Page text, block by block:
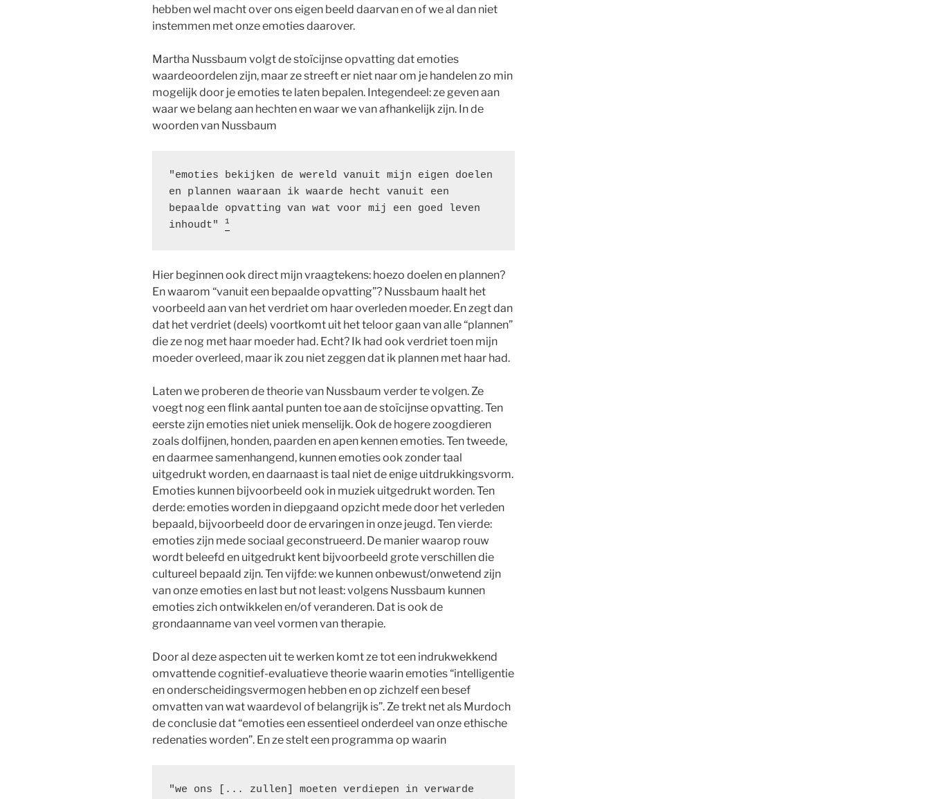
hebben wel macht over ons eigen beeld daarvan en of we al dan niet
instemmen met onze emoties daarover.
Martha Nussbaum volgt de stoïcijnse opvatting dat emoties
waardeoordelen zijn, maar ze streeft er niet naar om je handelen zo min
mogelijk door je emoties te laten bepalen. Integendeel: ze geven aan
waar we belang aan hechten en waar we van afhankelijk zijn. In de
woorden van Nussbaum
"emoties bekijken de wereld vanuit mijn eigen doelen
en plannen waaraan ik waarde hecht vanuit een
bepaalde opvatting van wat voor mij een goed leven
inhoudt"
1
Hier beginnen ook direct mijn vraagtekens: hoezo doelen en plannen?
En waarom “vanuit een bepaalde opvatting”? Nussbaum haalt het
voorbeeld aan van het verdriet om haar overleden moeder. En zegt dan
dat het verdriet (deels) voortkomt uit het teloor gaan van alle “plannen”
die ze nog met haar moeder had. Echt? Ik had ook verdriet toen mijn
moeder overleed, maar ik zou niet zeggen dat ik plannen met haar had.
Laten we proberen de theorie van Nussbaum verder te volgen. Ze
voegt nog een flink aantal punten toe aan de stoïcijnse opvatting. Ten
eerste zijn emoties niet uniek menselijk. Ook de hogere zoogdieren
zoals dolfijnen, honden, paarden en apen kennen emoties. Ten tweede,
en daarmee samenhangend, kunnen emoties ook zonder taal
uitgedrukt worden, en daarnaast is taal niet de enige uitdrukkingsvorm.
Emoties kunnen bijvoorbeeld ook in muziek uitgedrukt worden. Ten
derde: emoties worden in diepgaand opzicht mede door het verleden
bepaald, bijvoorbeeld door de ervaringen in onze jeugd. Ten vierde:
emoties zijn mede sociaal geconstrueerd. De manier waarop rouw
wordt beleefd en uitgedrukt kent bijvoorbeeld grote verschillen die
cultureel bepaald zijn. Ten vijfde: we kunnen onbewust/onwetend zijn
van onze emoties en last but not least: volgens Nussbaum kunnen
emoties zich ontwikkelen en/of veranderen. Dat is ook de
grondaanname van veel vormen van therapie.
Door al deze aspecten uit te werken komt ze tot een indrukwekkend
omvattende cognitief-evaluatieve theorie waarin emoties “intelligentie
en onderscheidingsvermogen hebben en op zichzelf een besef
omvatten van wat waardevol of belangrijk is”. Ze trekt net als Murdoch
de conclusie dat “emoties een essentieel onderdeel van onze ethische
redenaties worden”. En ze stelt een programma op waarin
"we ons [... zullen] moeten verdiepen in verwarde